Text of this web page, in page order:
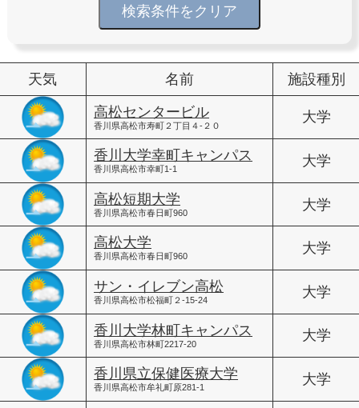
検索条件をクリア
天気 名前 施設種別
高松センタービル
香川県高松市寿町２丁目４-２０
大学
香川大学幸町キャンパス
香川県高松市幸町1-1
大学
高松短期大学
香川県高松市春日町960
大学
高松大学
香川県高松市春日町960
大学
サン・イレブン高松
香川県高松市松福町２-15-24
大学
香川大学林町キャンパス
香川県高松市林町2217-20
大学
香川県立保健医療大学
香川県高松市牟礼町原281-1
大学